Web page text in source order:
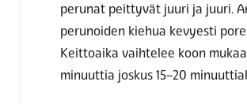
perunat peittyvät juuri ja juuri.
perunoiden kiehua kevyesti
Keittoaika vaihtelee koon
minuuttia joskus 15–20